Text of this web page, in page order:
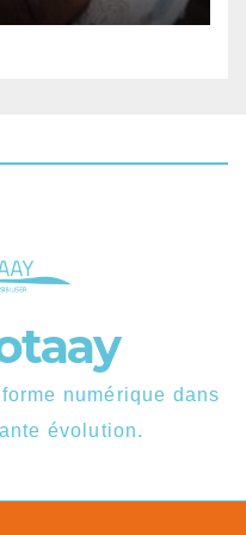
numérique dans
évolution.